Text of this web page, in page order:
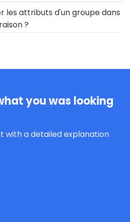
les attributs d'un groupe dans
?
you was looking
with a detailed explanation